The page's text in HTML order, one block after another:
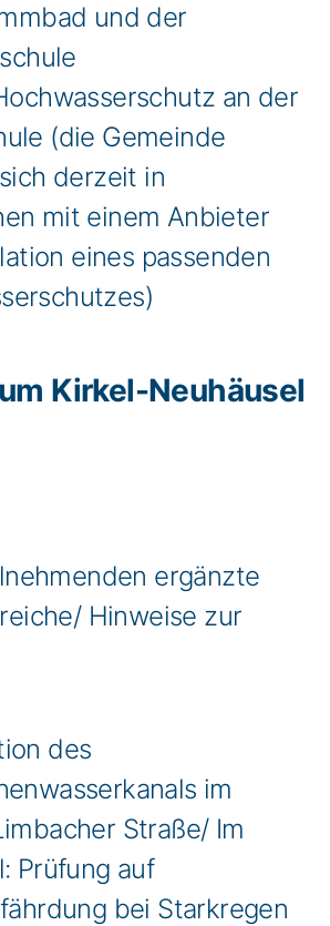
und der
an der
(die Gemeinde
derzeit in
mit einem Anbieter
eines passenden
Kirkel-Neuhäusel
ergänzte
Hinweise zur
des
im
Straße/ Im
Prüfung auf
bei Starkregen